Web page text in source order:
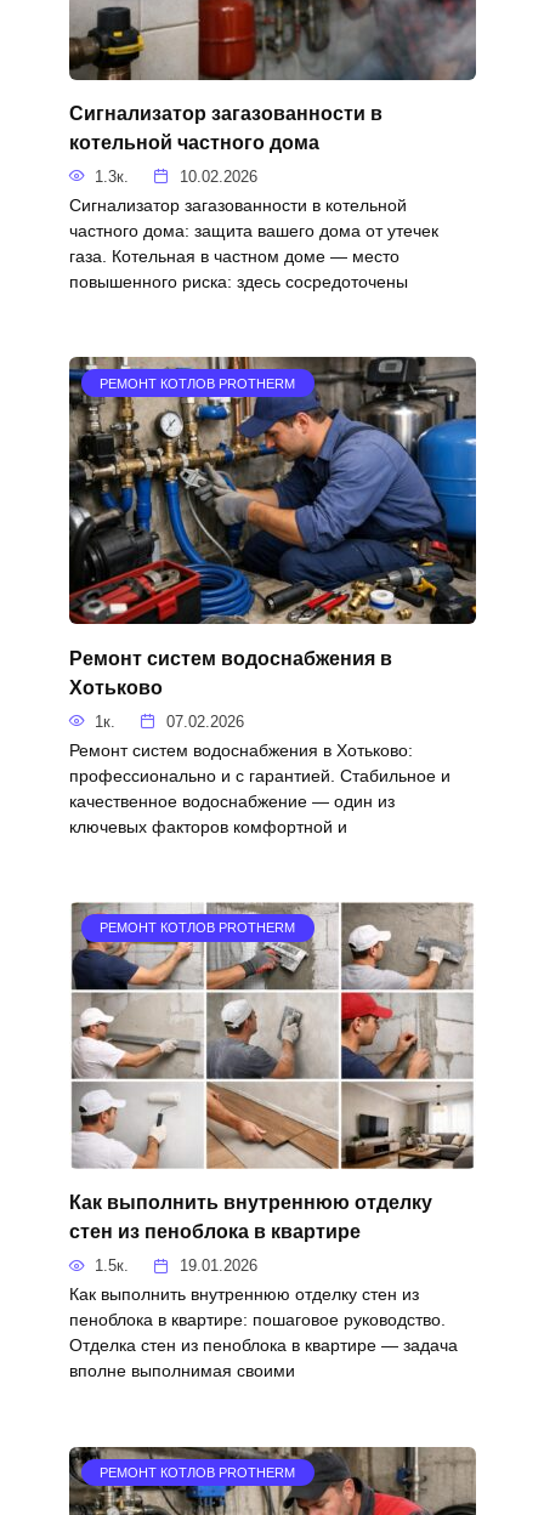
Сигнализатор загазованности в
котельной частного дома
1.3к. 10.02.2026
Сигнализатор загазованности в котельной
частного дома: защита вашего дома от утечек
газа. Котельная в частном доме — место
повышенного риска: здесь сосредоточены
РЕМОНТ КОТЛОВ PROTHERM
Ремонт систем водоснабжения в
Хотьково
1к. 07.02.2026
Ремонт систем водоснабжения в Хотьково:
профессионально и с гарантией. Стабильное и
качественное водоснабжение — один из
ключевых факторов комфортной и
РЕМОНТ КОТЛОВ PROTHERM
Как выполнить внутреннюю отделку
стен из пеноблока в квартире
1.5к. 19.01.2026
Как выполнить внутреннюю отделку стен из
пеноблока в квартире: пошаговое руководство.
Отделка стен из пеноблока в квартире — задача
вполне выполнимая своими
РЕМОНТ КОТЛОВ PROTHERM